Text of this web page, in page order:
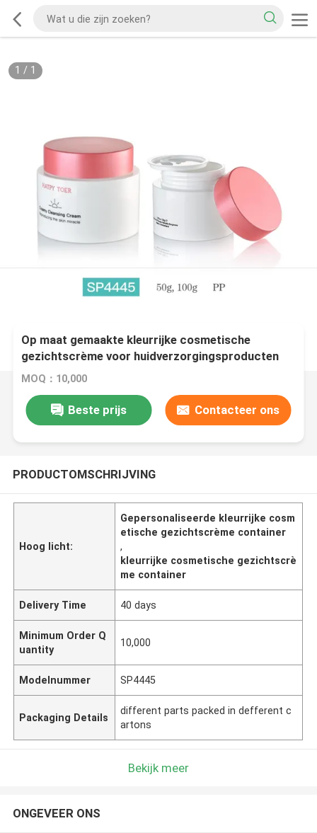
1 / 1
Op maat gemaakte kleurrijke cosmetische
gezichtscrème voor huidverzorgingsproducten
MOQ：10,000
Beste prijs Contacteer ons
PRODUCTOMSCHRIJVING
Hoog licht:
Gepersonaliseerde kleurrijke cosm
etische gezichtscrème container
,
kleurrijke cosmetische gezichtscrè
me container
Delivery Time 40 days
Minimum Order Q
uantity
10,000
Modelnummer SP4445
Packaging Details
different parts packed in defferent c
artons
Bekijk meer
ONGEVEER ONS